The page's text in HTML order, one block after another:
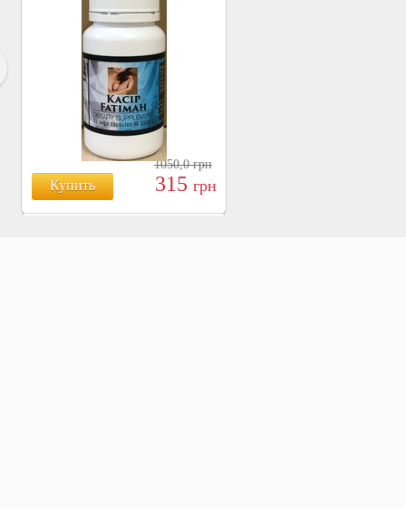
Купить
1050,0грн
315 грн